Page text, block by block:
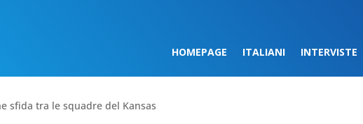
HOMEPAGE ITALIANI INTERVISTE
sfida tra le squadre del Kansas